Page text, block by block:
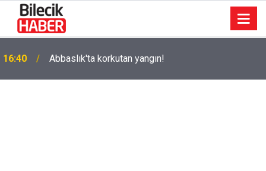
16:40 Abbaslık'ta korkutan yangın!